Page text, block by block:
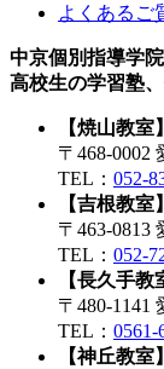
よくあるご
中京個別指導学
高校生の学習塾
【焼山教室】
〒468-0002
TEL： 052-
【吉根教室】
〒463-0813
TEL： 052-
【長久手教
〒480-1141
TEL： 0561-
【神丘教室】